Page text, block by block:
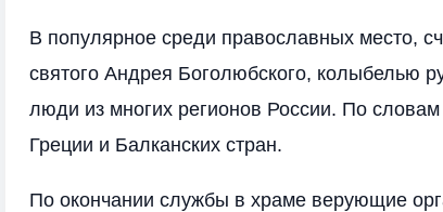
В популярное среди православных место,
святого Андрея Боголюбского, колыбелью
люди из многих регионов России. По словам
Греции и Балканских стран.
По окончании службы в храме верующие